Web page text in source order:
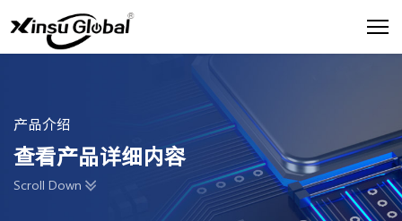
产品介绍
查看产品详细内容
Scroll Down